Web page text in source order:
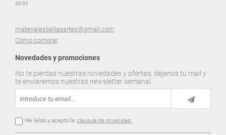
20:30
materialesbellasartes@gmail.com
Cómo comprar
Novedades y promociones
No te pierdas nuestras novedades y ofertas, déjanos tu mail y
te enviaremos nuestras newsletter semanal.
He leído y acepto la cláusula de privacidad.